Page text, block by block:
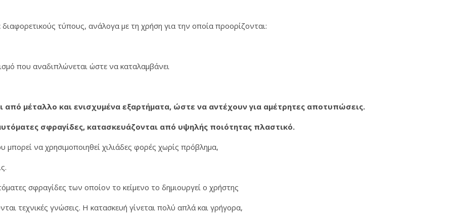
τύπους, ανάλογα με τη χρήση για την οποία προορίζονται:
που αναδιπλώνεται ώστε να καταλαμβάνει
από μέταλλο και ενισχυμένα εξαρτήματα, ώστε να αντέχουν για αμέτρητες αποτυπώσεις.
σφραγίδες, κατασκευάζονται από υψηλής ποιότητας πλαστικό.
να χρησιμοποιηθεί χιλιάδες φορές χωρίς πρόβλημα,
σφραγίδες των οποίον το κείμενο το δημιουργεί ο χρήστης
τεχνικές γνώσεις. Η κατασκευή γίνεται πολύ απλά και γρήγορα,